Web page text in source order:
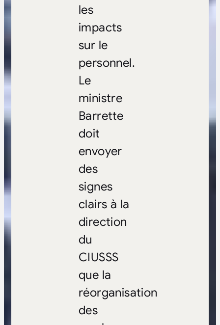
les
impacts
sur le
personnel.
Le
ministre
Barrette
doit
envoyer
des
signes
clairs à la
direction
du
CIUSSS
que la
réorganisation
des